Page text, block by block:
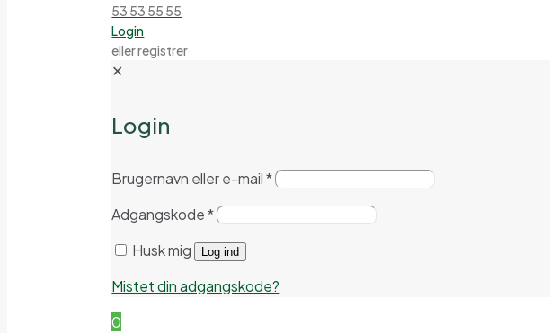
53 53 55 55
Login
eller registrer
✕
Login
Brugernavn eller e-mail*
Adgangskode*
Husk mig
Log ind
Mistet din adgangskode?
0